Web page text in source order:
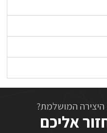
היצירה המושלמת?
אליכם